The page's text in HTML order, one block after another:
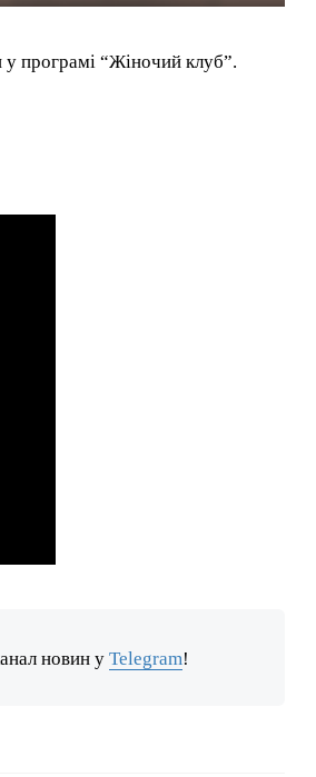
у програмі “Жіночий клуб”.
новин уTelegram!